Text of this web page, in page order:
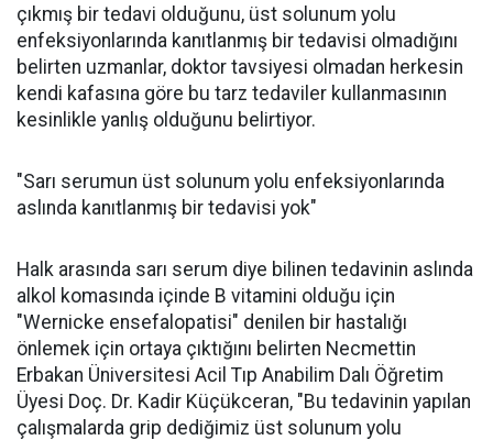
çıkmış bir tedavi olduğunu, üst solunum yolu
enfeksiyonlarında kanıtlanmış bir tedavisi olmadığını
belirten uzmanlar, doktor tavsiyesi olmadan herkesin
kendi kafasına göre bu tarz tedaviler kullanmasının
kesinlikle yanlış olduğunu belirtiyor.
"Sarı serumun üst solunum yolu enfeksiyonlarında
aslında kanıtlanmış bir tedavisi yok"
Halk arasında sarı serum diye bilinen tedavinin aslında
alkol komasında içinde B vitamini olduğu için
"Wernicke ensefalopatisi" denilen bir hastalığı
önlemek için ortaya çıktığını belirten Necmettin
Erbakan Üniversitesi Acil Tıp Anabilim Dalı Öğretim
Üyesi Doç. Dr. Kadir Küçükceran, "Bu tedavinin yapılan
çalışmalarda grip dediğimiz üst solunum yolu